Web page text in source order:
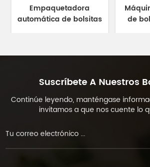
Empaquetadora
automática de bolsitas
de
Suscríbete A Nuestros
Continúe leyendo, manténgase
invitamos a que nos cuente lo